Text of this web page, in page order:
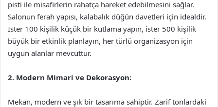
pisti ile misafirlerin rahatça hareket edebilmesini sağlar.
Salonun ferah yapısı, kalabalık düğün davetleri için idealdir.
İster 100 kişilik küçük bir kutlama yapın, ister 500 kişilik
büyük bir etkinlik planlayın, her türlü organizasyon için
uygun alanlar mevcuttur.
2. Modern Mimari ve Dekorasyon:
Mekan, modern ve şık bir tasarıma sahiptir. Zarif tonlardaki